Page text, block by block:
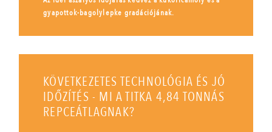
gyapottok-bagolylepke gradációjának.
KÖVETKEZETES TECHNOLÓGIA ÉS JÓ
IDŐZÍTÉS - MI A TITKA 4,84 TONNÁS
REPCEÁTLAGNAK?